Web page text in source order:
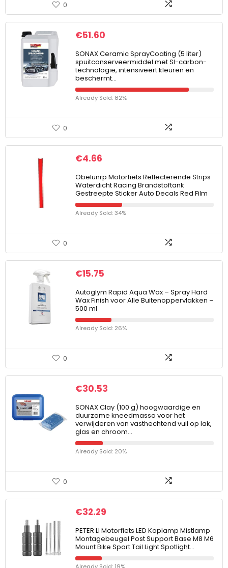
0
€51.60
SONAX Ceramic SprayCoating (5 liter)
spuitconserveermiddel met SI-carbon-
technologie, intensiveert kleuren en
beschermt…
Already Sold: 82%
0
€4.66
Obelunrp Motorfiets Reflecterende Strips
Waterdicht Racing Brandstoftank
Gestreepte Sticker Auto Decals Red Film
Already Sold: 34%
0
€15.75
Autoglym Rapid Aqua Wax – Spray Hard
Wax Finish voor Alle Buitenoppervlakken –
500 ml
Already Sold: 26%
0
€30.53
SONAX Clay (100 g) hoogwaardige en
duurzame kneedmassa voor het
verwijderen van vasthechtend vuil op lak,
glas en chroom…
Already Sold: 20%
0
€32.29
PETER LI Motorfiets LED Koplamp Mistlamp
Montagebeugel Post Support Base M8 M6
Mount Bike Sport Tail Light Spotlight…